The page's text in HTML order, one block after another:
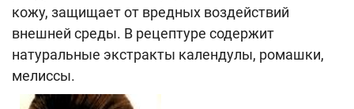
кожу, защищает от вредных воздействий
внешней среды. В рецептуре содержит
натуральные экстракты календулы, ромашки,
мелиссы.